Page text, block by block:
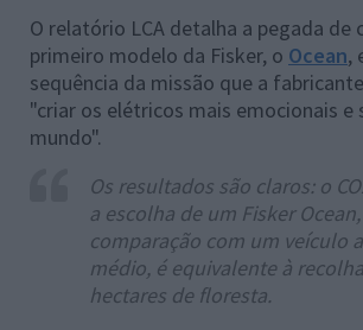
O relatório LCA detalha a pegada de
primeiro modelo da Fisker, o Ocean,
sequência da missão que a
"criar os elétricos mais emocionais e
mundo".
Os resultados são claros: o
a escolha de um Fisker
comparação com um veículo
médio, é equivalente à
hectares de floresta.